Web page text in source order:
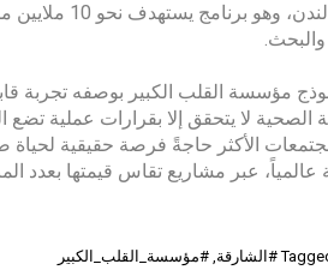
مستشفى رويال
والبحث.
مؤسسة القلب الكبير بوصفه تجربة
الصحية لا يتحقق إلا بقرارات
الأكثر حاجةً فرصة حقيقية
عالمياً، عبر مشاريع تقاس قيمتها بعدد
#الشارقة, #مؤسسة_القلب_الكبير